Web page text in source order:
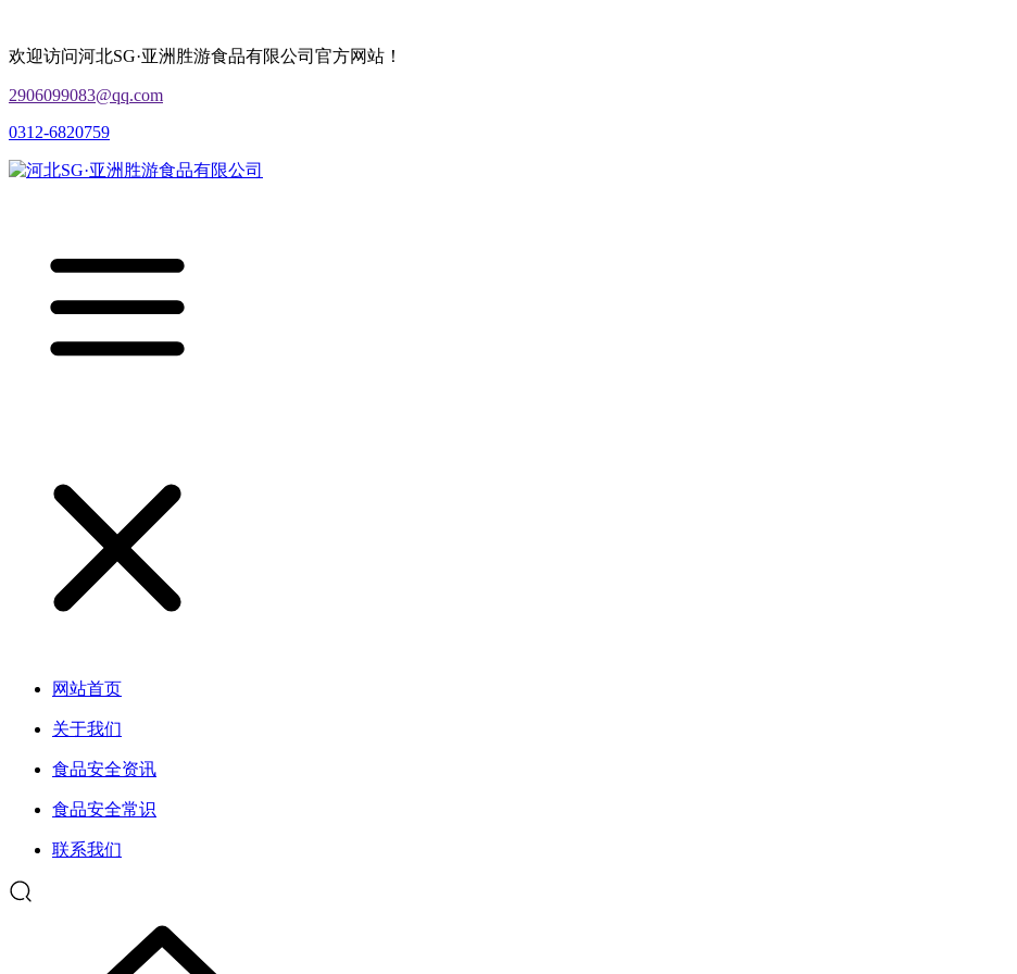
欢迎访问河北SG·亚洲胜游食品有限公司官方网站！
2906099083@qq.com
0312-6820759
网站首页
关于我们
食品安全资讯
食品安全常识
联系我们